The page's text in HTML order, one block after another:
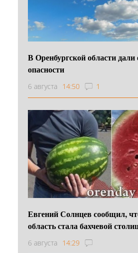
В Оренбургской области дали
опасности
6 августа 14:50 1
Евгений Солнцев сообщил,
область стала бахчевой
6 августа 14:29